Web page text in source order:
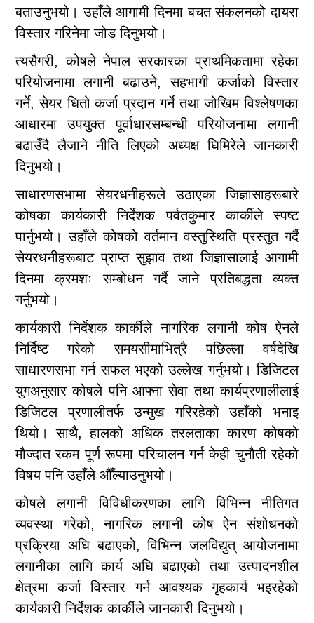
बताउनुभयो। उहाँले आगामी दिनमा बचत संकलनको दायरा
विस्तार गरिनेमा जोड दिनुभयो।
त्यसैगरी, कोषले नेपाल सरकारका प्राथमिकतामा रहेका
परियोजनामा लगानी बढाउने, सहभागी कर्जाको विस्तार
गर्ने, सेयर धितो कर्जा प्रदान गर्ने तथा जोखिम विश्लेषणका
आधारमा उपयुक्त पूर्वाधारसम्बन्धी परियोजनामा लगानी
बढाउँदै लैजाने नीति लिएको अध्यक्ष घिमिरेले जानकारी
दिनुभयो।
साधारणसभामा सेयरधनीहरूले उठाएका जिज्ञासाहरूबारे
कोषका कार्यकारी निर्देशक पर्वतकुमार कार्कीले स्पष्ट
पार्नुभयो। उहाँले कोषको वर्तमान वस्तुस्थिति प्रस्तुत गर्दै
सेयरधनीहरूबाट प्राप्त सुझाव तथा जिज्ञासालाई आगामी
दिनमा क्रमशः सम्बोधन गर्दै जाने प्रतिबद्धता व्यक्त
गर्नुभयो।
कार्यकारी निर्देशक कार्कीले नागरिक लगानी कोष ऐनले
निर्दिष्ट गरेको समयसीमाभित्रै पछिल्ला वर्षदेखि
साधारणसभा गर्न सफल भएको उल्लेख गर्नुभयो। डिजिटल
युगअनुसार कोषले पनि आफ्ना सेवा तथा कार्यप्रणालीलाई
डिजिटल प्रणालीतर्फ उन्मुख गरिरहेको उहाँको भनाइ
थियो। साथै, हालको अधिक तरलताका कारण कोषको
मौज्दात रकम पूर्ण रूपमा परिचालन गर्न केही चुनौती रहेको
विषय पनि उहाँले औँल्याउनुभयो।
कोषले लगानी विविधीकरणका लागि विभिन्न नीतिगत
व्यवस्था गरेको, नागरिक लगानी कोष ऐन संशोधनको
प्रक्रिया अघि बढाएको, विभिन्न जलविद्युत् आयोजनामा
लगानीका लागि कार्य अघि बढाएको तथा उत्पादनशील
क्षेत्रमा कर्जा विस्तार गर्न आवश्यक गृहकार्य भइरहेको
कार्यकारी निर्देशक कार्कीले जानकारी दिनुभयो।